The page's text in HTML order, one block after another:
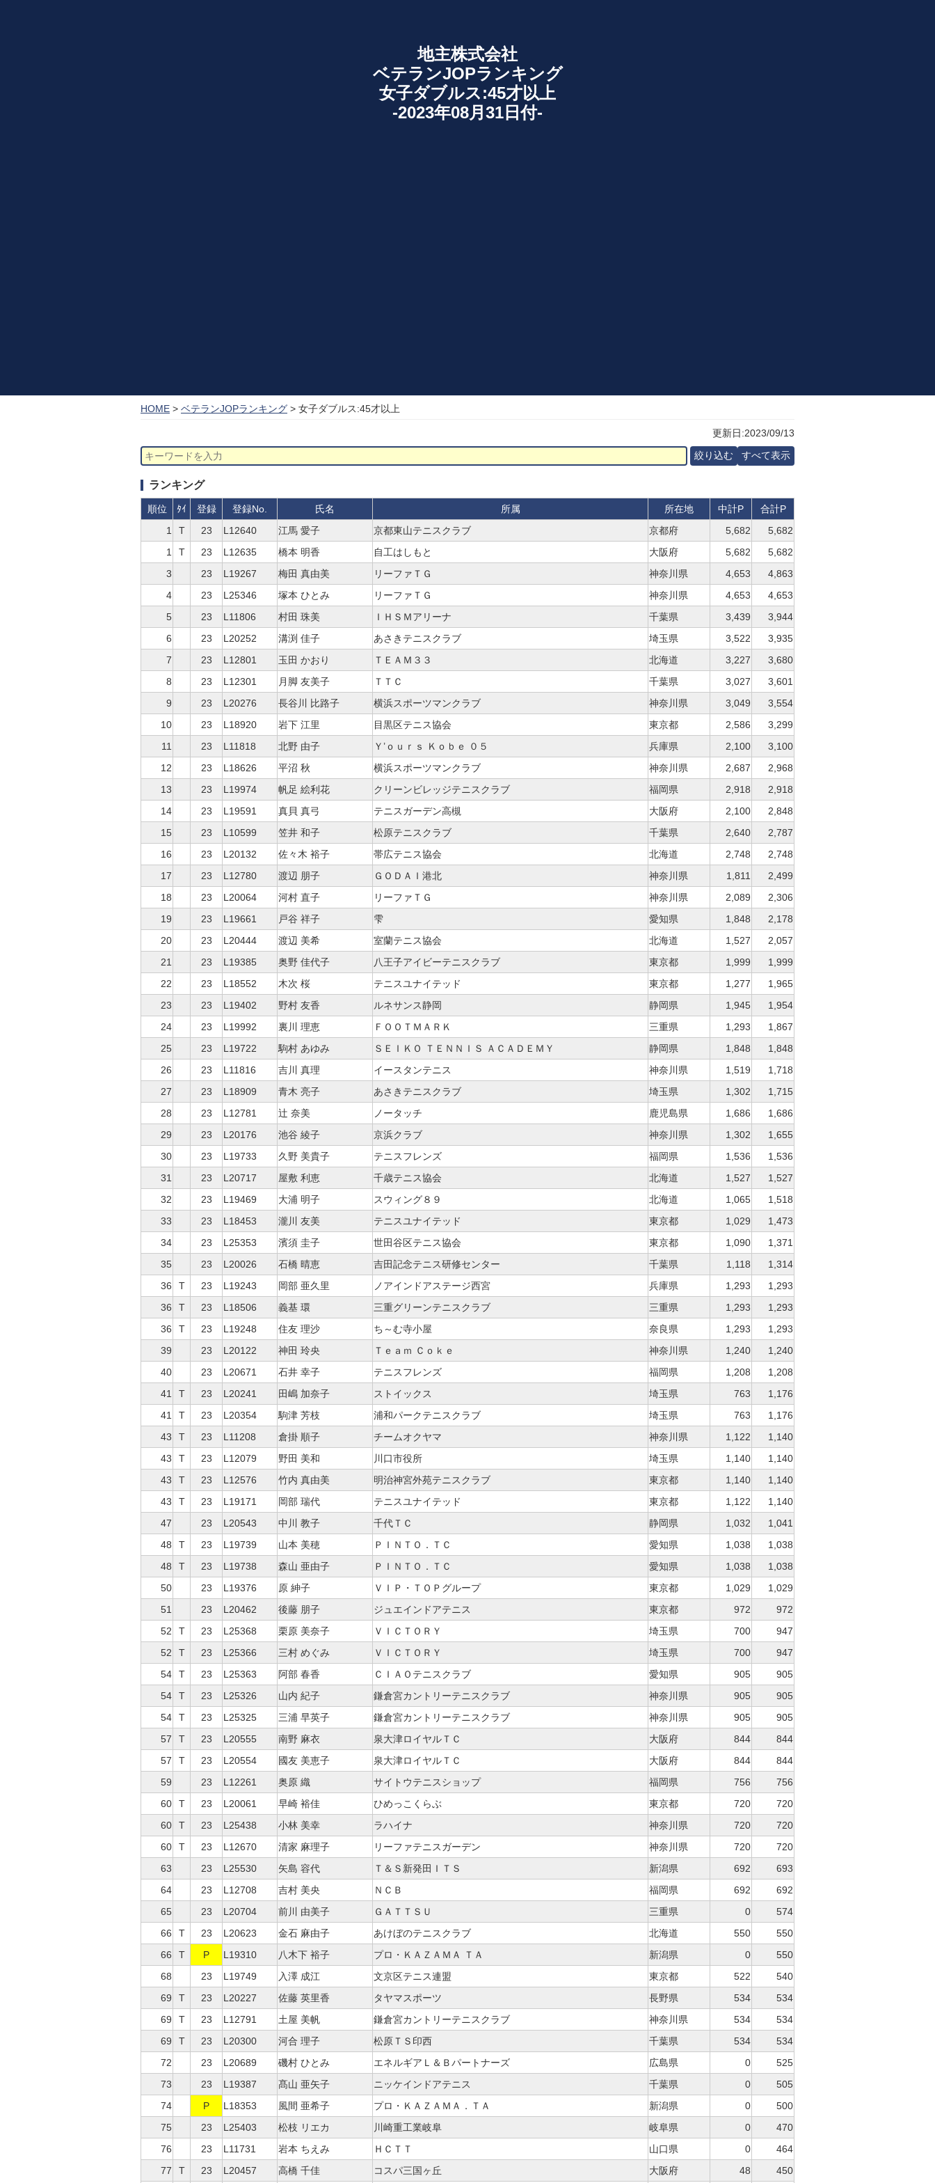
地主株式会社
ベテランJOPランキング
女子ダブルス:45才以上
-2023年08月31日付-
HOME > ベテランJOPランキング > 女子ダブルス:45才以上
更新日:2023/09/13
ランキング
順位 ﾀｲ 登録 登録No. 氏名 所属 所在地 中計P
合計P
1
T 23 L12640 江馬 愛子 京都東山テニスクラブ 京都府 5,682
5,682
1
T 23 L12635 橋本 明香 自工はしもと 大阪府 5,682
5,682
3
23 L19267 梅田 真由美 リーファＴＧ 神奈川県 4,653
4,863
4
23 L25346 塚本 ひとみ リーファＴＧ 神奈川県 4,653
4,653
5
23 L11806 村田 珠美 ＩＨＳＭアリーナ 千葉県 3,439
3,944
6
23 L20252 溝渕 佳子 あさきテニスクラブ 埼玉県 3,522
3,935
7
23 L12801 玉田 かおり ＴＥＡＭ３３ 北海道 3,227
3,680
8
23 L12301 月脚 友美子 ＴＴＣ 千葉県 3,027
3,601
9
23 L20276 長谷川 比路子 横浜スポーツマンクラブ 神奈川県 3,049
3,554
10
23 L18920 岩下 江里 目黒区テニス協会 東京都 2,586
3,299
11
23 L11818 北野 由子 Ｙ’ｏｕｒｓ Ｋｏｂｅ ０５ 兵庫県 2,100
3,100
12
23 L18626 平沼 秋 横浜スポーツマンクラブ 神奈川県 2,687
2,968
13
23 L19974 帆足 絵利花 クリーンビレッジテニスクラブ 福岡県 2,918
2,918
14
23 L19591 真貝 真弓 テニスガーデン高槻 大阪府 2,100
2,848
15
23 L10599 笠井 和子 松原テニスクラブ 千葉県 2,640
2,787
16
23 L20132 佐々木 裕子 帯広テニス協会 北海道 2,748
2,748
17
23 L12780 渡辺 朋子 ＧＯＤＡＩ港北 神奈川県 1,811
2,499
18
23 L20064 河村 直子 リーファＴＧ 神奈川県 2,089
2,306
19
23 L19661 戸谷 祥子 雫 愛知県 1,848
2,178
20
23 L20444 渡辺 美希 室蘭テニス協会 北海道 1,527
2,057
21
23 L19385 奥野 佳代子 八王子アイビーテニスクラブ 東京都 1,999
1,999
22
23 L18552 木次 桜 テニスユナイテッド 東京都 1,277
1,965
23
23 L19402 野村 友香 ルネサンス静岡 静岡県 1,945
1,954
24
23 L19992 裏川 理恵 ＦＯＯＴＭＡＲＫ 三重県 1,293
1,867
25
23 L19722 駒村 あゆみ ＳＥＩＫＯ ＴＥＮＮＩＳ ＡＣＡＤＥＭＹ 静岡県 1,848
1,848
26
23 L11816 吉川 真理 イースタンテニス 神奈川県 1,519
1,718
27
23 L18909 青木 亮子 あさきテニスクラブ 埼玉県 1,302
1,715
28
23 L12781 辻 奈美 ノータッチ 鹿児島県 1,686
1,686
29
23 L20176 池谷 綾子 京浜クラブ 神奈川県 1,302
1,655
30
23 L19733 久野 美貴子 テニスフレンズ 福岡県 1,536
1,536
31
23 L20717 屋敷 利恵 千歳テニス協会 北海道 1,527
1,527
32
23 L19469 大浦 明子 スウィング８９ 北海道 1,065
1,518
33
23 L18453 瀧川 友美 テニスユナイテッド 東京都 1,029
1,473
34
23 L25353 濱須 圭子 世田谷区テニス協会 東京都 1,090
1,371
35
23 L20026 石橋 晴恵 吉田記念テニス研修センター 千葉県 1,118
1,314
36
T 23 L19243 岡部 亜久里 ノアインドアステージ西宮 兵庫県 1,293
1,293
36
T 23 L18506 義基 環 三重グリーンテニスクラブ 三重県 1,293
1,293
36
T 23 L19248 住友 理沙 ち～む寺小屋 奈良県 1,293
1,293
39
23 L20122 神田 玲央 Ｔｅａｍ Ｃｏｋｅ 神奈川県 1,240
1,240
40
23 L20671 石井 幸子 テニスフレンズ 福岡県 1,208
1,208
41
T 23 L20241 田嶋 加奈子 ストイックス 埼玉県 763
1,176
41
T 23 L20354 駒津 芳枝 浦和パークテニスクラブ 埼玉県 763
1,176
43
T 23 L11208 倉掛 順子 チームオクヤマ 神奈川県 1,122
1,140
43
T 23 L12079 野田 美和 川口市役所 埼玉県 1,140
1,140
43
T 23 L12576 竹内 真由美 明治神宮外苑テニスクラブ 東京都 1,140
1,140
43
T 23 L19171 岡部 瑞代 テニスユナイテッド 東京都 1,122
1,140
47
23 L20543 中川 教子 千代ＴＣ 静岡県 1,032
1,041
48
T 23 L19739 山本 美穂 ＰＩＮＴＯ．ＴＣ 愛知県 1,038
1,038
48
T 23 L19738 森山 亜由子 ＰＩＮＴＯ．ＴＣ 愛知県 1,038
1,038
50
23 L19376 原 紳子 ＶＩＰ・ＴＯＰグループ 東京都 1,029
1,029
51
23 L20462 後藤 朋子 ジュエインドアテニス 東京都 972
972
52
T 23 L25368 栗原 美奈子 ＶＩＣＴＯＲＹ 埼玉県 700
947
52
T 23 L25366 三村 めぐみ ＶＩＣＴＯＲＹ 埼玉県 700
947
54
T 23 L25363 阿部 春香 ＣＩＡＯテニスクラブ 愛知県 905
905
54
T 23 L25326 山内 紀子 鎌倉宮カントリーテニスクラブ 神奈川県 905
905
54
T 23 L25325 三浦 早英子 鎌倉宮カントリーテニスクラブ 神奈川県 905
905
57
T 23 L20555 南野 麻衣 泉大津ロイヤルＴＣ 大阪府 844
844
57
T 23 L20554 國友 美恵子 泉大津ロイヤルＴＣ 大阪府 844
844
59
23 L12261 奥原 織 サイトウテニスショップ 福岡県 756
756
60
T 23 L20061 早崎 裕佳 ひめっこくらぶ 東京都 720
720
60
T 23 L25438 小林 美幸 ラハイナ 神奈川県 720
720
60
T 23 L12670 清家 麻理子 リーファテニスガーデン 神奈川県 720
720
63
23 L25530 矢島 容代 Ｔ＆Ｓ新発田ＩＴＳ 新潟県 692
693
64
23 L12708 吉村 美央 ＮＣＢ 福岡県 692
692
65
23 L20704 前川 由美子 ＧＡＴＴＳＵ 三重県 0
574
66
T 23 L20623 金石 麻由子 あけぼのテニスクラブ 北海道 550
550
66
T P L19310 八木下 裕子 プロ・ＫＡＺＡＭＡ ＴＡ 新潟県 0
550
68
23 L19749 入澤 成江 文京区テニス連盟 東京都 522
540
69
T 23 L20227 佐藤 英里香 タヤマスポーツ 長野県 534
534
69
T 23 L12791 土屋 美帆 鎌倉宮カントリーテニスクラブ 神奈川県 534
534
69
T 23 L20300 河合 理子 松原ＴＳ印西 千葉県 534
534
72
23 L20689 磯村 ひとみ エネルギアＬ＆Ｂパートナーズ 広島県 0
525
73
23 L19387 髙山 亜矢子 ニッケインドアテニス 千葉県 0
505
74
P L18353 風間 亜希子 プロ・ＫＡＺＡＭＡ．ＴＡ 新潟県 0
500
75
23 L25403 松枝 リエカ 川崎重工業岐阜 岐阜県 0
470
76
23 L11731 岩本 ちえみ ＨＣＴＴ 山口県 0
464
77
T 23 L20457 高橋 千佳 コスパ三国ヶ丘 大阪府 48 450